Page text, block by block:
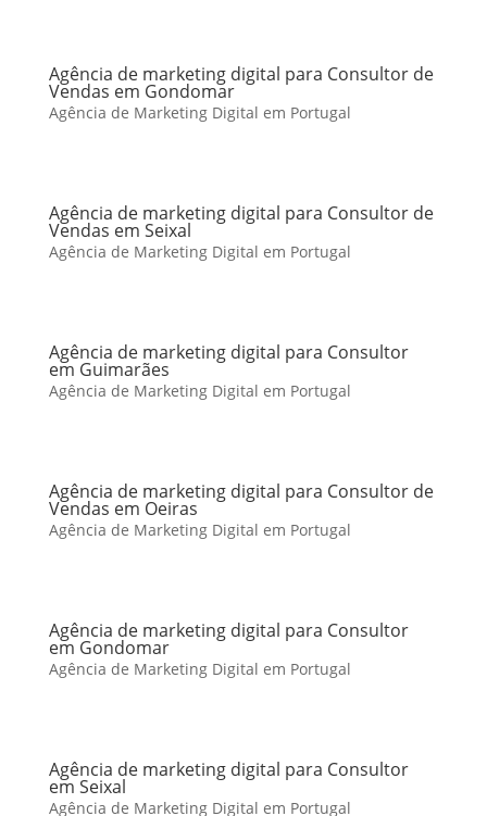
Agência de marketing digital para Consultor de
Vendas em Gondomar
Agência de Marketing Digital em Portugal
Agência de marketing digital para Consultor de
Vendas em Seixal
Agência de Marketing Digital em Portugal
Agência de marketing digital para Consultor
em Guimarães
Agência de Marketing Digital em Portugal
Agência de marketing digital para Consultor de
Vendas em Oeiras
Agência de Marketing Digital em Portugal
Agência de marketing digital para Consultor
em Gondomar
Agência de Marketing Digital em Portugal
Agência de marketing digital para Consultor
em Seixal
Agência de Marketing Digital em Portugal